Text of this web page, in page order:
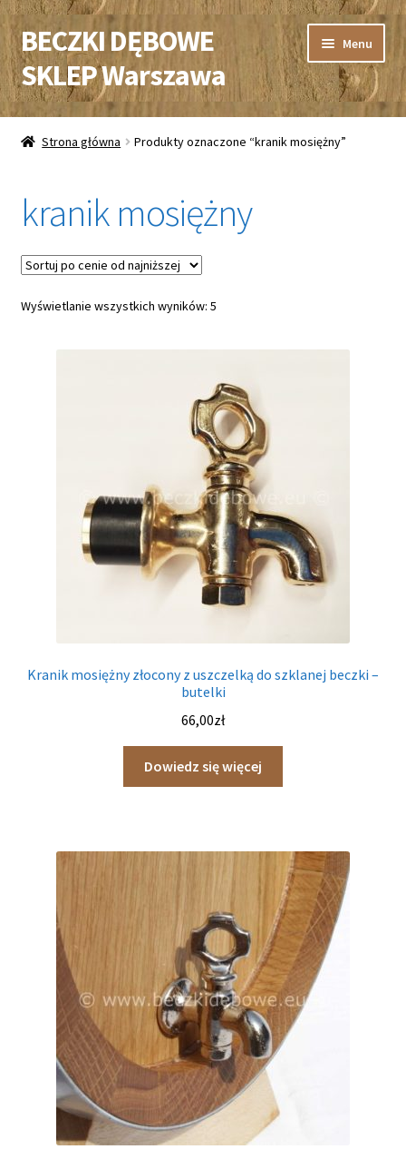
Przejdź
do
nawigacji
Przejdź
do
treści
BECZKI DĘBOWE
SKLEP Warszawa
Menu
BECZKI DREWNIANE
WYPOŻYCZALNIA
PŁATNOŚĆ i DOSTAWA
KONTAKT
Strona główna Produkty oznaczone “kranik mosiężny”
kranik mosiężny
Wyświetlanie wszystkich wyników: 5Posortowane
niskiej
do
wysokiej
Kranik mosiężny złocony z uszczelką do szklanej beczki –
butelki
66,00zł
Dowiedz się więcej